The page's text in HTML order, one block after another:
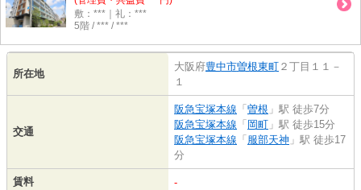
敷：***｜礼：***
5階 / *** / ***
所在地
大阪府豊中市曽根東町 ２丁目１１－
１
交通
阪急宝塚本線 「 曽根 」駅 徒歩7分
阪急宝塚本線 「 岡町 」駅 徒歩15分
阪急宝塚本線 「 服部天神 」駅 徒歩17
分
賃料 -